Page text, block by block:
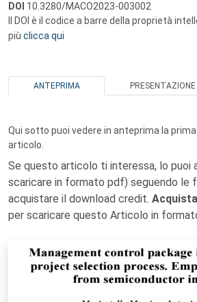
DOI 10.3280/MACO2023-003002
Il DOI è il codice a barre della proprietà
più clicca qui
ANTEPRIMA PRESENTAZIONE
Qui sotto puoi vedere in anteprima la
articolo.
Se questo articolo ti interessa, lo puoi
scaricare in formato pdf) seguendo le
acquistare il download credit.
per scaricare questo Articolo in